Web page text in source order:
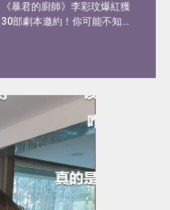
《暴君的廚師》李彩玟爆紅獲
30部劇本邀約！你可能不知道